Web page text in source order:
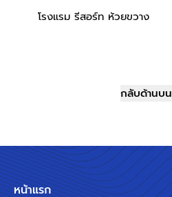
โรงแรม รีสอร์ท ห้วยขวาง
กลับด้านบน
หน้าแรก